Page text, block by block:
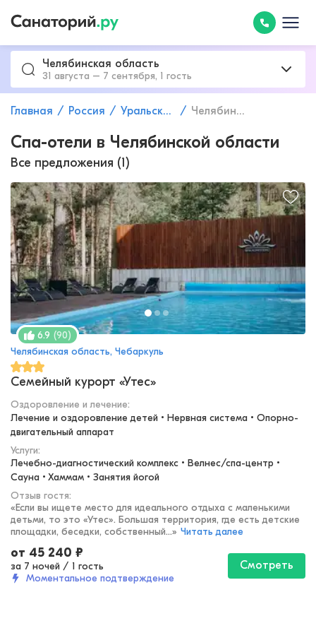
Челябинская область
31 августа – 7 сентября, 1 гость
Главная Россия Уральский федеральный округ Челябинская область
Спа-отели в Челябинской области
Все предложения (1)
6.9 (90)
Челябинская область, Чебаркуль
Семейный курорт «Утес»
Оздоровление и лечение:
Лечение и оздоровление детей • Нервная система • Опорно-
двигательный аппарат
Услуги:
Лечебно-диагностический комплекс • Велнес/спа-центр •
Сауна • Хаммам • Занятия йогой
Отзыв гостя:
«Если вы ищете место для идеального отдыха с маленькими
детьми, то это «Утес». Большая территория, где есть детские
площадки, беседки, собственный...» Читать далее
от 45 240 ₽
за 7 ночей / 1 гость
Моментальное подтверждение
Смотреть